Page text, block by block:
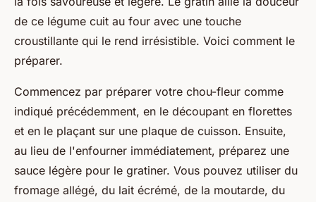
de ce légume cuit au four avec une touche
croustillante qui le rend irrésistible. Voici comment le
préparer.
Commencez par préparer votre chou-fleur comme
indiqué précédemment, en le découpant en florettes
et en le plaçant sur une plaque de cuisson. Ensuite,
au lieu de l'enfourner immédiatement, préparez une
sauce légère pour le gratiner. Vous pouvez utiliser du
fromage allégé, du lait écrémé, de la moutarde, du